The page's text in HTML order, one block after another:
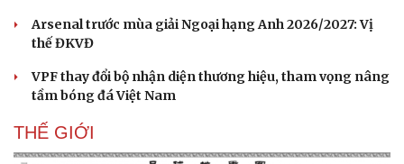
Arsenal trước mùa giải Ngoại hạng Anh 2026/2027: Vị
thế ĐKVĐ
VPF thay đổi bộ nhận diện thương hiệu, tham vọng nâng
tầm bóng đá Việt Nam
THẾ GIỚI